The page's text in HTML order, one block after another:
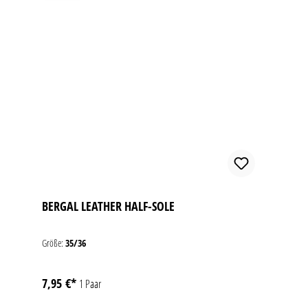
BERGAL LEATHER HALF-SOLE
Größe: 35/36
7,95 €* 1 Paar